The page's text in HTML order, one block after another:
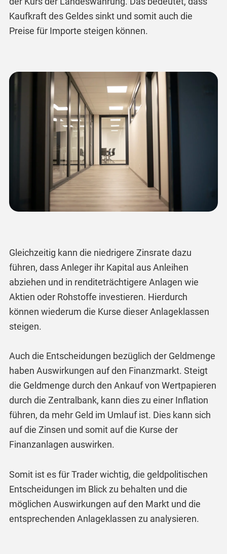
Kaufkraft des Geldes sinkt und somit auch die
Preise für Importe steigen können.
Gleichzeitig kann die niedrigere Zinsrate dazu
führen, dass Anleger ihr Kapital aus Anleihen
abziehen und in renditeträchtigere Anlagen wie
Aktien oder Rohstoffe investieren. Hierdurch
können wiederum die Kurse dieser Anlageklassen
steigen.
Auch die Entscheidungen bezüglich der Geldmenge
haben Auswirkungen auf den Finanzmarkt. Steigt
die Geldmenge durch den Ankauf von Wertpapieren
durch die Zentralbank, kann dies zu einer Inflation
führen, da mehr Geld im Umlauf ist. Dies kann sich
auf die Zinsen und somit auf die Kurse der
Finanzanlagen auswirken.
Somit ist es für Trader wichtig, die geldpolitischen
Entscheidungen im Blick zu behalten und die
möglichen Auswirkungen auf den Markt und die
entsprechenden Anlageklassen zu analysieren.